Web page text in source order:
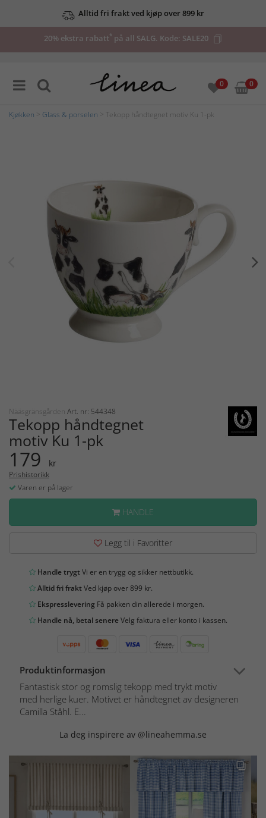
Alltid fri frakt ved kjøp over 899 kr
20% ekstra rabatt* på all SALG. Kode: SALE20
0 0
Kjøkken Glass & porselen > Tekopp håndtegnet motiv Ku 1-pk
Nääsgränsgården Art. nr: 544348
Tekopp håndtegnet
motiv Ku 1-pk
179 kr
Prishistorikk
Varen er på lager
HANDLE
Legg til i Favoritter
Handle trygtVi er en trygg og sikker nettbutikk.
Alltid fri fraktVed kjøp over 899 kr.
Ekspresslevering Få pakken din allerede i morgen.
Handle nå, betal senereVelg faktura eller konto i kassen.
Produktinformasjon
Fantastisk stor og romslig tekopp med trykt motiv
med herlige kuer. Motivet er håndtegnet av designeren
Camilla Ståhl. E...
La deg inspirere av @lineahemma.se